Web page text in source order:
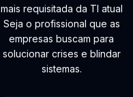
mais requisitada da TI atual
Seja o profissional que as
empresas buscam para
solucionar crises e blindar
sistemas.